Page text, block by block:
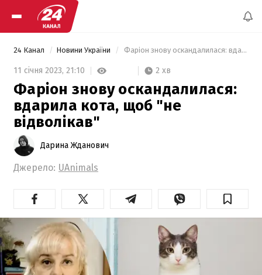
24 Канал Новини України Фаріон знову оскандалилася: вдарила кота, щоб "не відволікав"
11 січня 2023, 21:10 2 хв
Фаріон знову оскандалилася:
вдарила кота, щоб "не
відволікав"
Дарина Жданович
Джерело: UAnimals